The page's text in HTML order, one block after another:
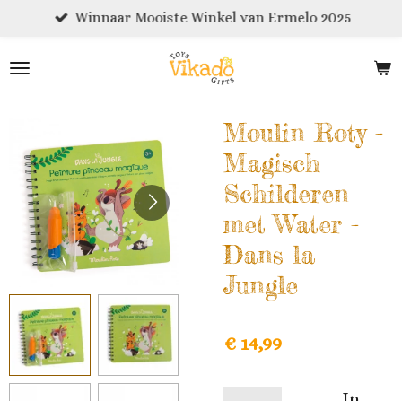
naar
Winnaar Mooiste Winkel van Ermelo 2025
Moulin Roty -
Magisch
Schilderen
met Water -
Dans la
Jungle
€ 14,99